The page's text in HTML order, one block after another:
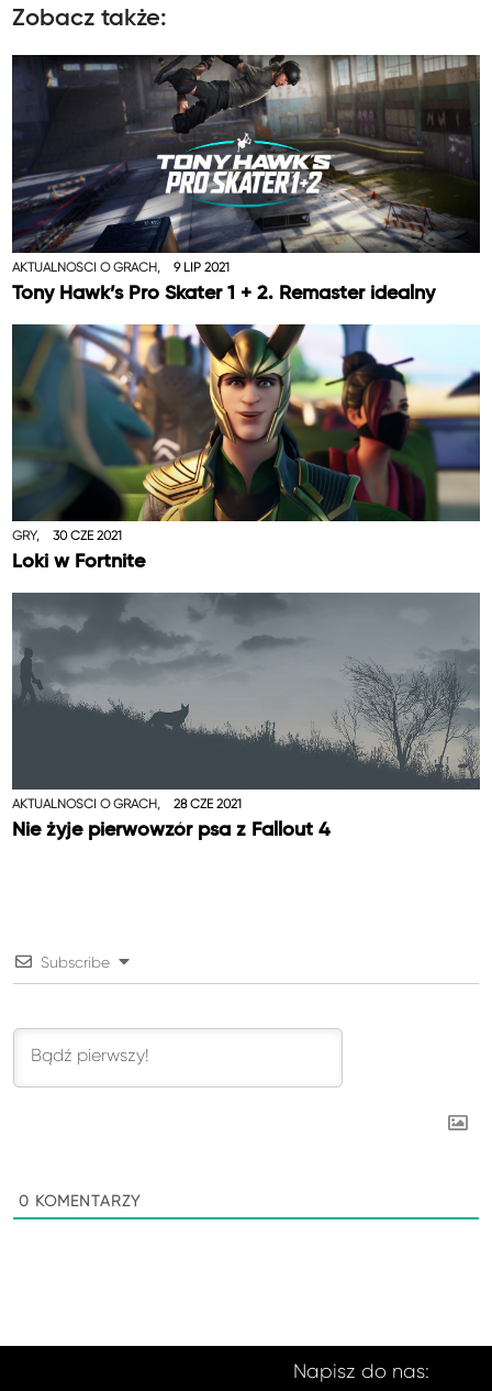
Zobacz także:
AKTUALNOŚCI O GRACH, 9 LIP 2021
Tony Hawk’s Pro Skater 1 + 2. Remaster idealny
GRY, 30 CZE 2021
Loki w Fortnite
AKTUALNOŚCI O GRACH, 28 CZE 2021
Nie żyje pierwowzór psa z Fallout 4
Subscribe
0 KOMENTARZY
Napisz do nas: